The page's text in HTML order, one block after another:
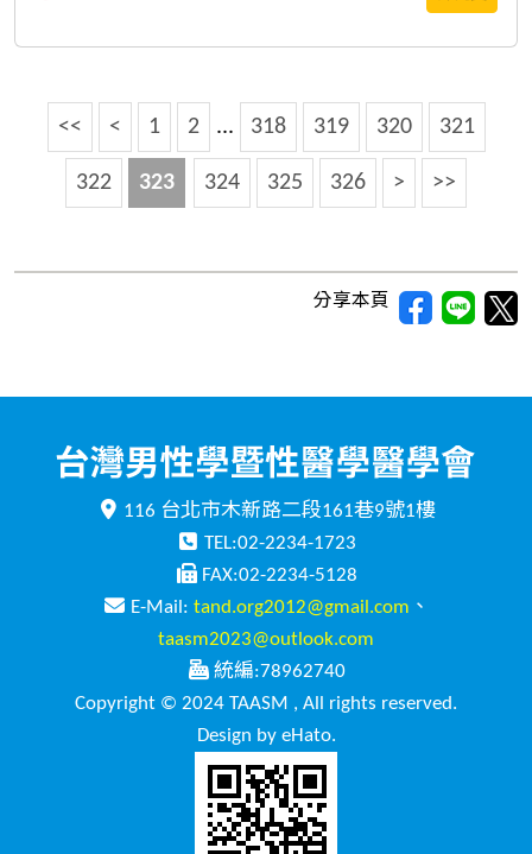
<< < 1 2 ... 318 319 320 321
322 323 324 325 326 > >>
分享本頁
116 台北市木新路二段161巷9號1樓
TEL:02-2234-1723
FAX:02-2234-5128
E-Mail: tand.org2012@gmail.com 、
taasm2023@outlook.com
統編:78962740
Copyright © 2024 TAASM , All rights reserved.
Design by eHato.